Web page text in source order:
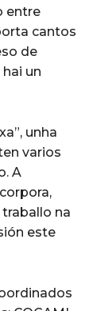
entre
cantos
de
un
unha
varios
A
na
este